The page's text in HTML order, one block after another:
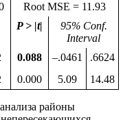
Root MSE = 11.93
P > |t|
95% Conf.
Interval
0.088 –.0461
.6624
0.000 5.09 14.48
районы